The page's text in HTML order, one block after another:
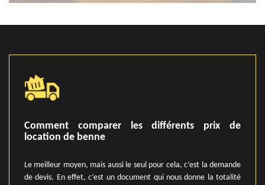
Comment comparer les différents prix de
location de benne
Le meilleur moyen, mais aussi le seul pour cela, c’est la demande
de devis. En effet, c’est un document qui nous donne la totalité